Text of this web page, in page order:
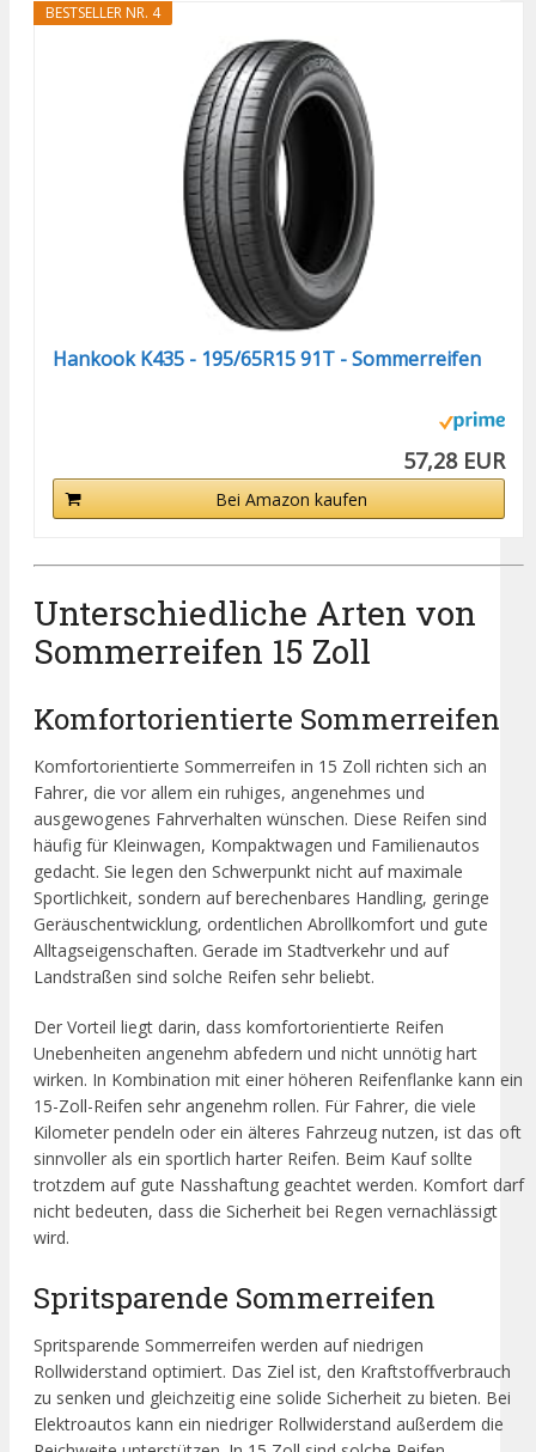
BESTSELLER NR. 4
Hankook K435 - 195/65R15 91T - Sommerreifen
57,28 EUR
Bei Amazon kaufen
Unterschiedliche Arten von
Sommerreifen 15 Zoll
Komfortorientierte Sommerreifen
Komfortorientierte Sommerreifen in 15 Zoll richten sich an
Fahrer, die vor allem ein ruhiges, angenehmes und
ausgewogenes Fahrverhalten wünschen. Diese Reifen sind
häufig für Kleinwagen, Kompaktwagen und Familienautos
gedacht. Sie legen den Schwerpunkt nicht auf maximale
Sportlichkeit, sondern auf berechenbares Handling, geringe
Geräuschentwicklung, ordentlichen Abrollkomfort und gute
Alltagseigenschaften. Gerade im Stadtverkehr und auf
Landstraßen sind solche Reifen sehr beliebt.
Der Vorteil liegt darin, dass komfortorientierte Reifen
Unebenheiten angenehm abfedern und nicht unnötig hart
wirken. In Kombination mit einer höheren Reifenflanke kann ein
15-Zoll-Reifen sehr angenehm rollen. Für Fahrer, die viele
Kilometer pendeln oder ein älteres Fahrzeug nutzen, ist das oft
sinnvoller als ein sportlich harter Reifen. Beim Kauf sollte
trotzdem auf gute Nasshaftung geachtet werden. Komfort darf
nicht bedeuten, dass die Sicherheit bei Regen vernachlässigt
wird.
Spritsparende Sommerreifen
Spritsparende Sommerreifen werden auf niedrigen
Rollwiderstand optimiert. Das Ziel ist, den Kraftstoffverbrauch
zu senken und gleichzeitig eine solide Sicherheit zu bieten. Bei
Elektroautos kann ein niedriger Rollwiderstand außerdem die